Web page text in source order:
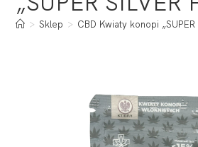
> Sklep > CBD Kwiaty konopi „SUPER